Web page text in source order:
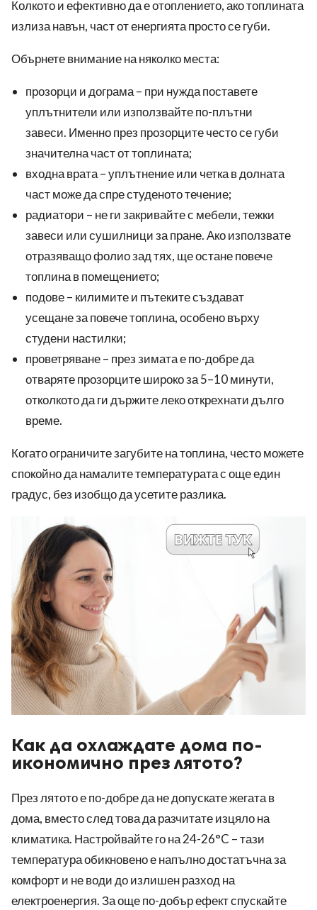
Колкото и ефективно да е отоплението, ако топлината
излиза навън, част от енергията просто се губи.
Обърнете внимание на няколко места:
прозорци и дограма – при нужда поставете
уплътнители или използвайте по-плътни
завеси. Именно през прозорците често се губи
значителна част от топлината;
входна врата – уплътнение или четка в долната
част може да спре студеното течение;
радиатори – не ги закривайте с мебели, тежки
завеси или сушилници за пране. Ако използвате
отразяващо фолио зад тях, ще остане повече
топлина в помещението;
подове – килимите и пътеките създават
усещане за повече топлина, особено върху
студени настилки;
проветряване – през зимата е по-добре да
отваряте прозорците широко за 5–10 минути,
отколкото да ги държите леко открехнати дълго
време.
Когато ограничите загубите на топлина, често можете
спокойно да намалите температурата с още един
градус, без изобщо да усетите разлика.
Как да охлаждате дома по-
икономично през лятото?
През лятото е по-добре да не допускате жегата в
дома, вместо след това да разчитате изцяло на
климатика. Настройвайте го на 24-26°C – тази
температура обикновено е напълно достатъчна за
комфорт и не води до излишен разход на
електроенергия. За още по-добър ефект спускайте